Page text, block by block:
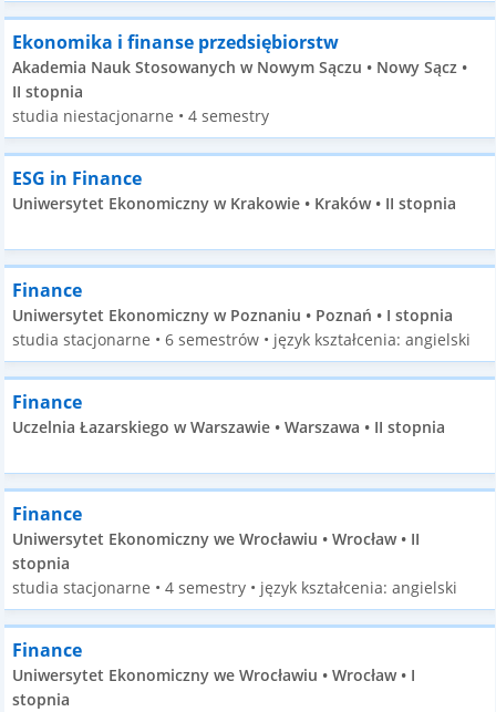
Ekonomika i finanse przedsiębiorstw
Akademia Nauk Stosowanych w Nowym Sączu • Nowy Sącz •
II stopnia
studia niestacjonarne • 4 semestry
ESG in Finance
Uniwersytet Ekonomiczny w Krakowie • Kraków • II stopnia
Finance
Uniwersytet Ekonomiczny w Poznaniu • Poznań • I stopnia
studia stacjonarne • 6 semestrów • język kształcenia: angielski
Finance
Uczelnia Łazarskiego w Warszawie • Warszawa • II stopnia
Finance
Uniwersytet Ekonomiczny we Wrocławiu • Wrocław • II
stopnia
studia stacjonarne • 4 semestry • język kształcenia: angielski
Finance
Uniwersytet Ekonomiczny we Wrocławiu • Wrocław • I
stopnia